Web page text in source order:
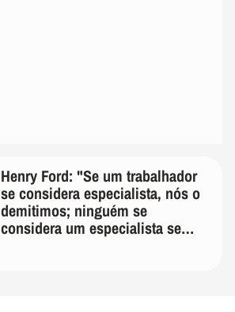
Henry Ford: "Se um trabalhador
se considera especialista, nós o
demitimos; ninguém se
considera um especialista se